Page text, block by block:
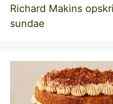
Richard Makins
sundae